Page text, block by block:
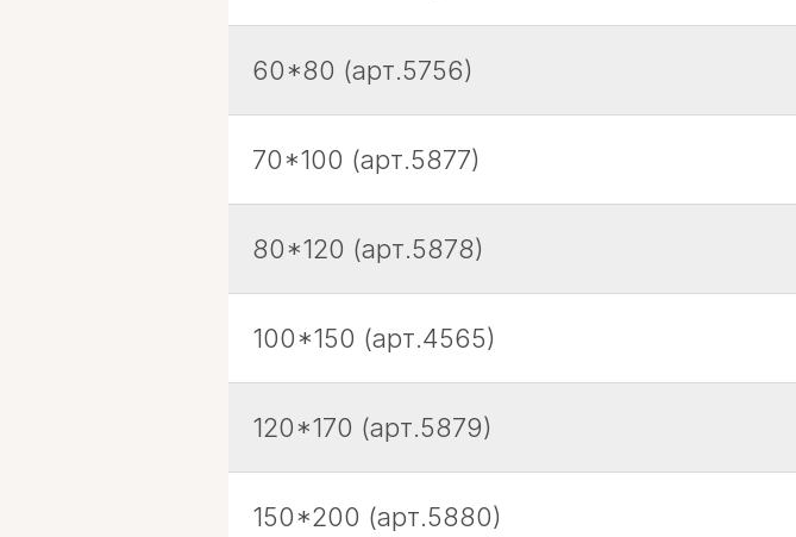
60*80 (арт.5756)
70*100 (арт.5877)
80*120 (арт.5878)
100*150 (арт.4565)
120*170 (арт.5879)
150*200 (арт.5880)